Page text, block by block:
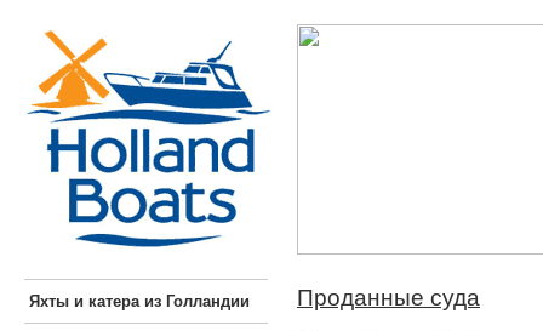
Яхты и катера из Голландии
Проданные суда